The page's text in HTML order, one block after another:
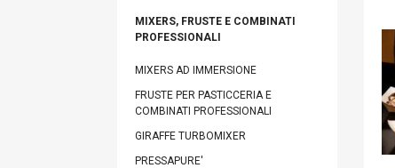
MIXERS, FRUSTE E COMBINATI
PROFESSIONALI
MIXERS AD IMMERSIONE
FRUSTE PER PASTICCERIA E
COMBINATI PROFESSIONALI
GIRAFFE TURBOMIXER
PRESSAPURE'